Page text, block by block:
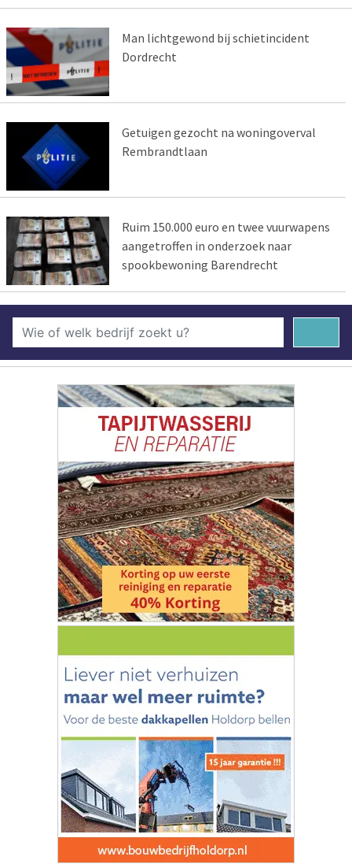
Man lichtgewond bij schietincident
Dordrecht
Getuigen gezocht na woningoverval
Rembrandtlaan
Ruim 150.000 euro en twee vuurwapens
aangetroffen in onderzoek naar
spookbewoning Barendrecht